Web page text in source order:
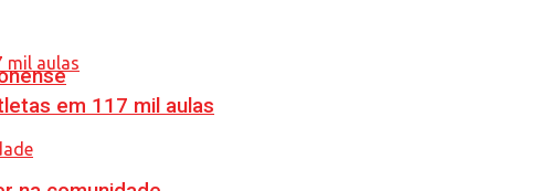
em 117 mil aulas